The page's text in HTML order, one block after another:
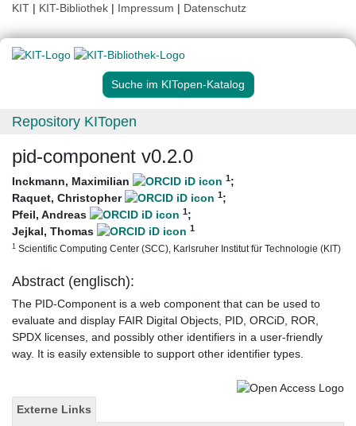
KIT | KIT-Bibliothek | Impressum | Datenschutz
Suche im KITopen-Katalog
Repository KITopen
pid-component v0.2.0
Inckmann, Maximilian 1;
Raquet, Christopher
1;
Pfeil, Andreas
1;
Jejkal, Thomas
1
1 Scientific Computing Center (SCC), Karlsruher Institut für Technologie (KIT)
Abstract (englisch):
The PID-Component is a web component that can be used to
evaluate and display FAIR Digital Objects, PID, ORCiD, ROR,
SPDX licenses, and possibly other identifiers in a user-friendly
way. It is easily extensible to support other identifier types.
Externe Links